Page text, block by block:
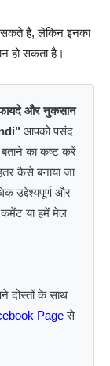
सकते हैं, लेकिन इनका
हो सकता है।
और नुकसान
आपको पसंद
का कष्ट करें
कैसे बनाया जा
उद्देश्यपूर्ण और
या हमें मेल
दोस्तों के साथ
Pageसे